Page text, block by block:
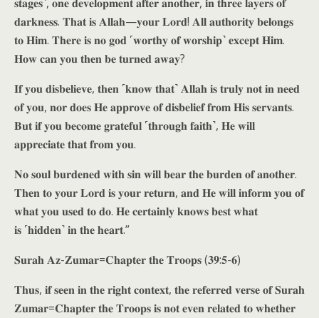
𝐝𝐚𝐫𝐤𝐧𝐞𝐬𝐬. 𝐓𝐡𝐚𝐭 𝐢𝐬 𝐀𝐥𝐥𝐚𝐡—𝐲𝐨𝐮𝐫 𝐋𝐨𝐫𝐝! 𝐀𝐥𝐥 𝐚𝐮𝐭𝐡𝐨𝐫𝐢𝐭𝐲 𝐛𝐞𝐥𝐨𝐧𝐠𝐬
𝐭𝐨 𝐇𝐢𝐦. 𝐓𝐡𝐞𝐫𝐞 𝐢𝐬 𝐧𝐨 𝐠𝐨𝐝 ˹𝐰𝐨𝐫𝐭𝐡𝐲 𝐨𝐟 𝐰𝐨𝐫𝐬𝐡𝐢𝐩˺ 𝐞𝐱𝐜𝐞𝐩𝐭 𝐇𝐢𝐦.
𝐇𝐨𝐰 𝐜𝐚𝐧 𝐲𝐨𝐮 𝐭𝐡𝐞𝐧 𝐛𝐞 𝐭𝐮𝐫𝐧𝐞𝐝 𝐚𝐰𝐚𝐲?
𝐈𝐟 𝐲𝐨𝐮 𝐝𝐢𝐬𝐛𝐞𝐥𝐢𝐞𝐯𝐞, 𝐭𝐡𝐞𝐧 ˹𝐤𝐧𝐨𝐰 𝐭𝐡𝐚𝐭˺ 𝐀𝐥𝐥𝐚𝐡 𝐢𝐬 𝐭𝐫𝐮𝐥𝐲 𝐧𝐨𝐭 𝐢𝐧 𝐧𝐞𝐞𝐝
𝐨𝐟 𝐲𝐨𝐮, 𝐧𝐨𝐫 𝐝𝐨𝐞𝐬 𝐇𝐞 𝐚𝐩𝐩𝐫𝐨𝐯𝐞 𝐨𝐟 𝐝𝐢𝐬𝐛𝐞𝐥𝐢𝐞𝐟 𝐟𝐫𝐨𝐦 𝐇𝐢𝐬 𝐬𝐞𝐫𝐯𝐚𝐧𝐭𝐬.
𝐁𝐮𝐭 𝐢𝐟 𝐲𝐨𝐮 𝐛𝐞𝐜𝐨𝐦𝐞 𝐠𝐫𝐚𝐭𝐞𝐟𝐮𝐥 ˹𝐭𝐡𝐫𝐨𝐮𝐠𝐡 𝐟𝐚𝐢𝐭𝐡˺, 𝐇𝐞 𝐰𝐢𝐥𝐥
𝐚𝐩𝐩𝐫𝐞𝐜𝐢𝐚𝐭𝐞 𝐭𝐡𝐚𝐭 𝐟𝐫𝐨𝐦 𝐲𝐨𝐮.
𝐍𝐨 𝐬𝐨𝐮𝐥 𝐛𝐮𝐫𝐝𝐞𝐧𝐞𝐝 𝐰𝐢𝐭𝐡 𝐬𝐢𝐧 𝐰𝐢𝐥𝐥 𝐛𝐞𝐚𝐫 𝐭𝐡𝐞 𝐛𝐮𝐫𝐝𝐞𝐧 𝐨𝐟 𝐚𝐧𝐨𝐭𝐡𝐞𝐫.
𝐓𝐡𝐞𝐧 𝐭𝐨 𝐲𝐨𝐮𝐫 𝐋𝐨𝐫𝐝 𝐢𝐬 𝐲𝐨𝐮𝐫 𝐫𝐞𝐭𝐮𝐫𝐧, 𝐚𝐧𝐝 𝐇𝐞 𝐰𝐢𝐥𝐥 𝐢𝐧𝐟𝐨𝐫𝐦 𝐲𝐨𝐮 𝐨𝐟
𝐰𝐡𝐚𝐭 𝐲𝐨𝐮 𝐮𝐬𝐞𝐝 𝐭𝐨 𝐝𝐨. 𝐇𝐞 𝐜𝐞𝐫𝐭𝐚𝐢𝐧𝐥𝐲 𝐤𝐧𝐨𝐰𝐬 𝐛𝐞𝐬𝐭 𝐰𝐡𝐚𝐭
𝐢𝐬 ˹𝐡𝐢𝐝𝐝𝐞𝐧˺ 𝐢𝐧 𝐭𝐡𝐞 𝐡𝐞𝐚𝐫𝐭.”
𝐒𝐮𝐫𝐚𝐡 𝐀𝐳-𝐙𝐮𝐦𝐚𝐫=𝐂𝐡𝐚𝐩𝐭𝐞𝐫 𝐭𝐡𝐞 𝐓𝐫𝐨𝐨𝐩𝐬 (𝟑𝟗:𝟓-𝟔)
𝐓𝐡𝐮𝐬, 𝐢𝐟 𝐬𝐞𝐞𝐧 𝐢𝐧 𝐭𝐡𝐞 𝐫𝐢𝐠𝐡𝐭 𝐜𝐨𝐧𝐭𝐞𝐱𝐭, 𝐭𝐡𝐞 𝐫𝐞𝐟𝐞𝐫𝐫𝐞𝐝 𝐯𝐞𝐫𝐬𝐞 𝐨𝐟 𝐒𝐮𝐫𝐚𝐡
𝐙𝐮𝐦𝐚𝐫=𝐂𝐡𝐚𝐩𝐭𝐞𝐫 𝐭𝐡𝐞 𝐓𝐫𝐨𝐨𝐩𝐬 𝐢𝐬 𝐧𝐨𝐭 𝐞𝐯𝐞𝐧 𝐫𝐞𝐥𝐚𝐭𝐞𝐝 𝐭𝐨 𝐰𝐡𝐞𝐭𝐡𝐞𝐫